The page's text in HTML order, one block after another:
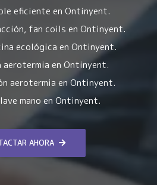
eficiente en Ontinyent.
fan coils en Ontinyent.
ecológica en Ontinyent.
aerotermia en Ontinyent.
aerotermia en Ontinyent.
mano en Ontinyent.
AHORA